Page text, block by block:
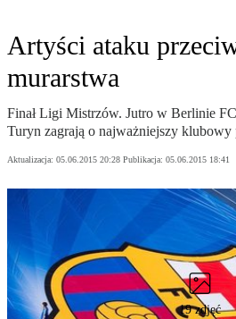
Artyści ataku
murarstwa
Finał Ligi Mistrzów. Jutro w Berlinie
Turyn zagrają o najważniejszy klubowy
Aktualizacja: 05.06.2015 20:28 Publikacja: 05.06.2015 18:41
19 zdjęć